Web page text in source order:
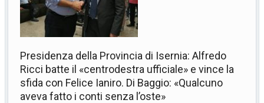
Presidenza della Provincia di Isernia: Alfredo
Ricci batte il «centrodestra ufficiale» e vince la
sfida con Felice Ianiro. Di Baggio: «Qualcuno
aveva fatto i conti senza l’oste»